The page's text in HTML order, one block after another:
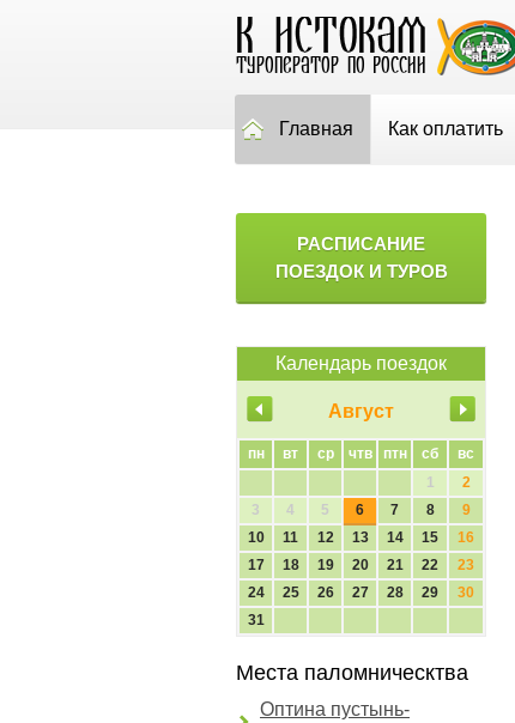
Главная Как оплатить
РАСПИСАНИЕ
ПОЕЗДОК И ТУРОВ
Календарь поездок
Август
пн вт ср чтв птн сб
вс
1
2
3
4 5 6 7 8
9
10
11 12 13 14 15
16
17
18 19 20 21 22
23
24
25 26 27 28 29
30
31
Места паломническтва
Оптина пустынь-